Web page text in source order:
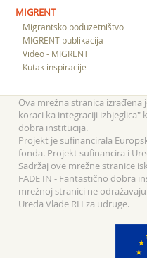
MIGRENT
Migrantsko poduzetništvo
MIGRENT publikacija
Video - MIGRENT
Kutak inspiracije
Ova mrežna stranica izrađena
koraci ka integraciji izbjeglica"
dobra institucija.
Projekt je sufinancirala
fonda. Projekt sufinancira i
Sadržaj ove mrežne stranice
FADE IN - Fantastično dobra
mrežnoj stranici ne
Ureda Vlade RH za udruge.